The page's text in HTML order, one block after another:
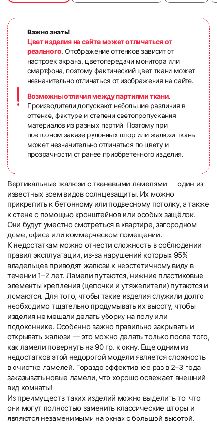
Важно знать!
Цвет изделия на сайте может отличаться от
реального. Отображение оттенков зависит от
настроек экрана, цветопередачи монитора или
смартфона, поэтому фактический цвет ткани может
незначительно отличаться от изображения на сайте.
Возможны отличия между партиями ткани.
Производители допускают небольшие различия в
оттенке, фактуре и степени светопропускания
материалов из разных партий. Поэтому при
повторном заказе рулонных штор или жалюзи ткань
может незначительно отличаться по цвету и
прозрачности от ранее приобретенного изделия.
Вертикальные жалюзи с тканевыми ламелями — один из
известных всем видов солнцезащиты. Их можно
прикрепить к бетонному или подвесному потолку, а также
к стене с помощью кронштейнов или особых защёлок.
Они будут уместно смотреться в квартире, загородном
доме, офисе или коммерческом помещении.
К недостаткам можно отнести сложность в соблюдении
правил эксплуатации, из-за нарушений которых 95%
владельцев приводят жалюзи к неэстетичному виду в
течении 1–2 лет. Ламели путаются, нижние пластиковые
элементы крепления (цепочки и утяжелители) путаются и
ломаются. Для того, чтобы такие изделия служили долго
необходимо тщательно продумывать их высоту, чтобы
изделия не мешали делать уборку на полу или
подоконнике. Особенно важно правильно закрывать и
открывать жалюзи — это можно делать только после того,
как ламели повернуть на 90 гр. к окну. Еще одним из
недостатков этой недорогой модели является сложность
в очистке ламелей. Гораздо эффективнее раз в 2–3 года
заказывать новые ламели, что хорошо освежает внешний
вид комнаты!
Из преимуществ таких изделий можно выделить то, что
они могут полностью заменить классические шторы и
являются незаменимыми на окнах с большой высотой.